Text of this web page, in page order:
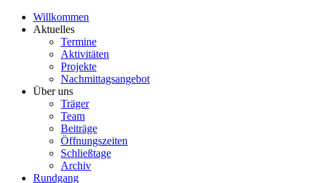
Willkommen
Aktuelles
Termine
Aktivitäten
Projekte
Nachmittagsangebot
Über uns
Träger
Team
Beiträge
Öffnungszeiten
Schließtage
Archiv
Rundgang